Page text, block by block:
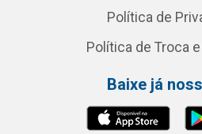
Política de
Política de Troca
Baixe já